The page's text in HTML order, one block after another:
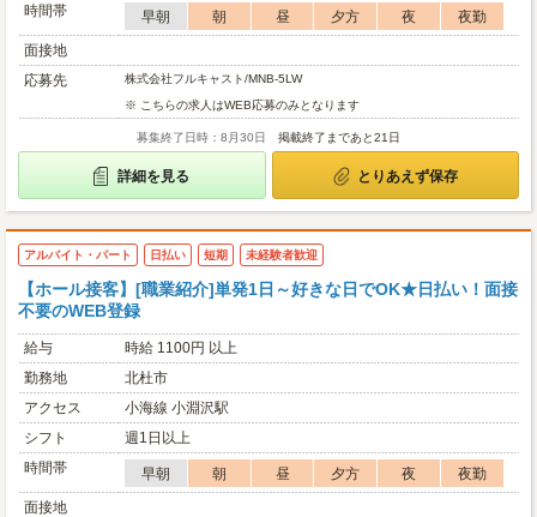
時間帯
早朝 朝 昼 夕方 夜
夜勤
面接地
応募先
株式会社フルキャスト/MNB-5LW
※ こちらの求人はWEB応募のみとなります
募集終了日時：8月30日 掲載終了まであと21日
詳細を見る とりあえず保存
アルバイト・パート 日払い 短期 未経験者歓迎
【ホール接客】[職業紹介]単発1日～好きな日でOK★日払い！面接
不要のWEB登録
給与
時給 1100円 以上
勤務地
北杜市
アクセス
小海線 小淵沢駅
シフト
週1日以上
時間帯
早朝 朝 昼 夕方 夜
夜勤
面接地